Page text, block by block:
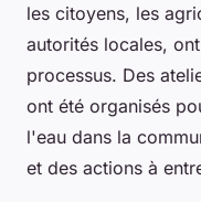
les citoyens, les
autorités locales,
processus. Des
ont été organisés
l'eau dans la
et des actions à